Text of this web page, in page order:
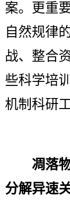
案。更重
自然规律
战、整合
些科学培
机制科研
凋落
分解异速